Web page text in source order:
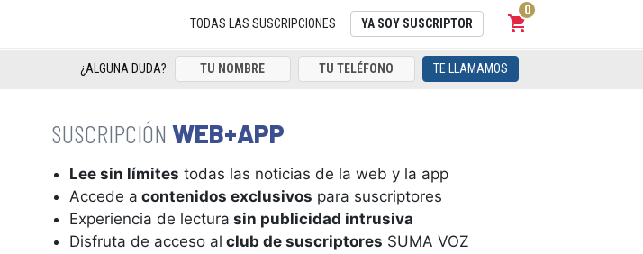
TODAS LAS SUSCRIPCIONES YA SOY SUSCRIPTOR shopping_cart
Carrito
0
¿ALGUNA DUDA? TE LLAMAMOS
WEB+APP
Lee sin límites todas las noticias de la web y la app
Accede a contenidos exclusivos para suscriptores
Experiencia de lectura sin publicidad intrusiva
Disfruta de acceso al club de suscriptores SUMA VOZ